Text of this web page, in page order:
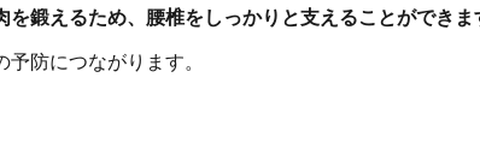
鍛えるため、腰椎をしっかりと支えることができま
防につながります。